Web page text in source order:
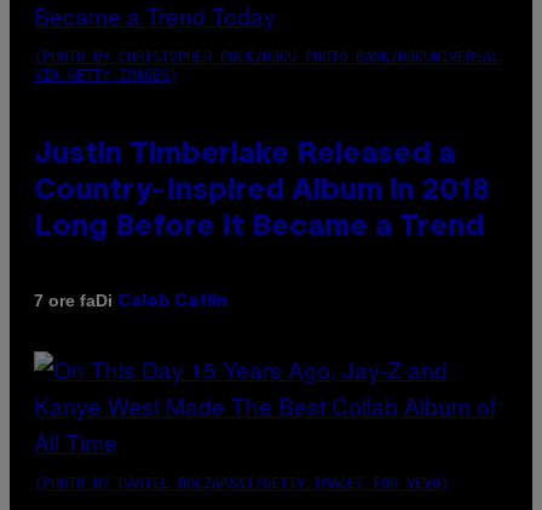
(PHOTO BY CHRISTOPHER POLK/NBCU PHOTO BANK/NBCUNIVERSAL
VIA GETTY IMAGES)
Justin Timberlake Released a
Country-Inspired Album in 2018
Long Before It Became a Trend
7 ore faDi Caleb Catlin
(PHOTO BY DANIEL BOCZARSKI/GETTY IMAGES FOR VEVO)